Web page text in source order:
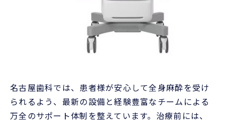
名古屋歯科では、患者様が安心して全身麻酔を受け
られるよう、最新の設備と経験豊富なチームによる
万全のサポート体制を整えています。治療前には、